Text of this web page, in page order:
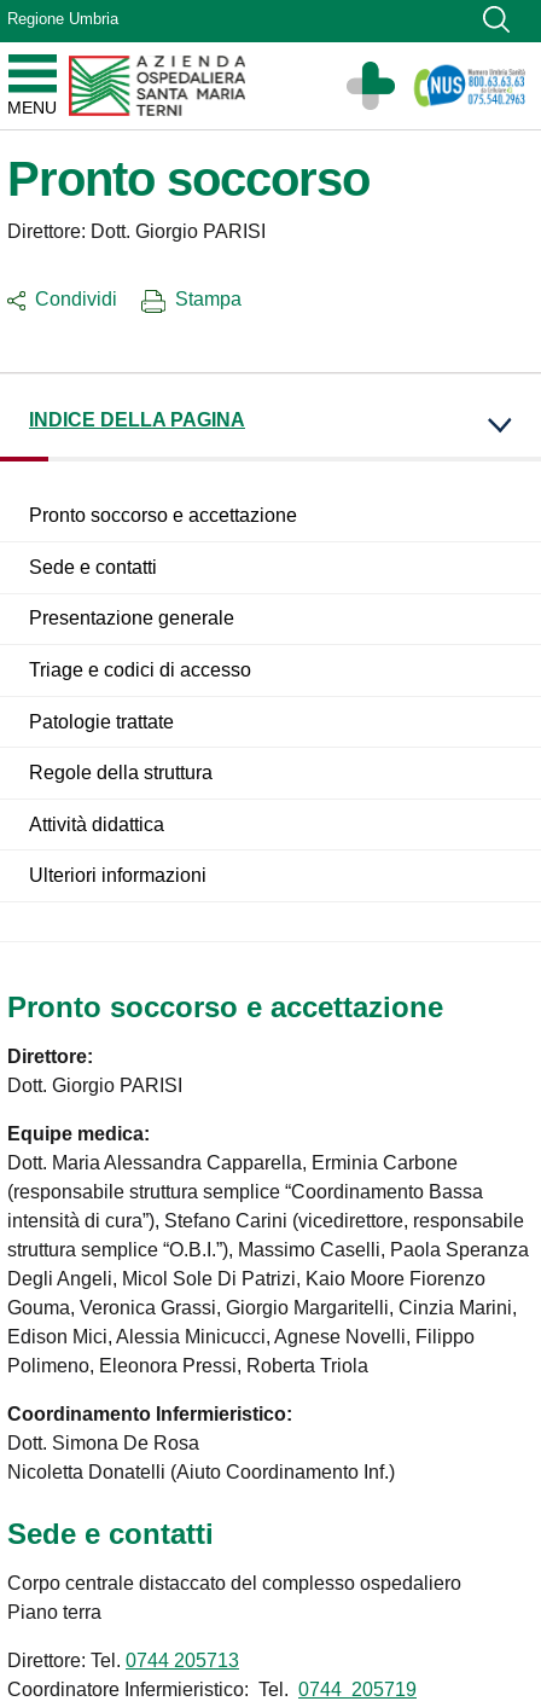
Vai ai contenuti
Vai al menu di navigazione
Vai al footer
Regione Umbria
MENU
Azienda Ospedaliera Santa Maria di Terni
Sito Istituzionale
Pronto soccorso
Direttore: Dott. Giorgio PARISI
Condividi Stampa
INDICE DELLA PAGINA
Pronto soccorso e accettazione
Sede e contatti
Presentazione generale
Triage e codici di accesso
Patologie trattate
Regole della struttura
Attività didattica
Ulteriori informazioni
Pronto soccorso e accettazione
Direttore:
Dott. Giorgio PARISI
Equipe medica:
Dott. Maria Alessandra Capparella, Erminia Carbone
(responsabile struttura semplice “Coordinamento Bassa
intensità di cura”), Stefano Carini (vicedirettore, responsabile
struttura semplice “O.B.I.”), Massimo Caselli, Paola Speranza
Degli Angeli, Micol Sole Di Patrizi, Kaio Moore Fiorenzo
Gouma, Veronica Grassi, Giorgio Margaritelli, Cinzia Marini,
Edison Mici, Alessia Minicucci, Agnese Novelli, Filippo
Polimeno, Eleonora Pressi, Roberta Triola
Coordinamento Infermieristico:
Dott. Simona De Rosa
Nicoletta Donatelli (Aiuto Coordinamento Inf.)
Sede e contatti
Corpo centrale distaccato del complesso ospedaliero
Piano terra
Direttore: Tel. 0744 205713
Coordinatore Infermieristico: Tel. 0744 205719